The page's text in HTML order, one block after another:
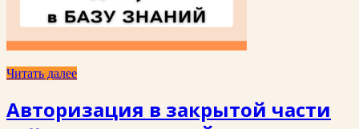
Читать далее
Авторизация в закрытой части